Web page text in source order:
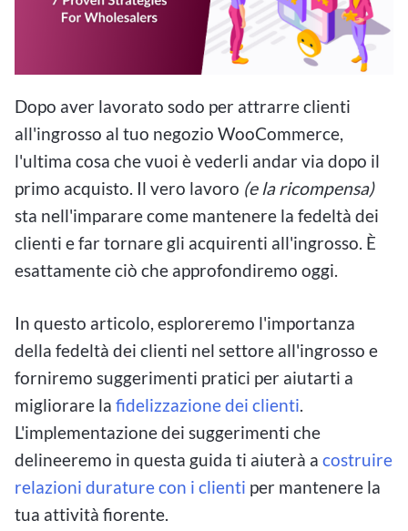
Dopo aver lavorato sodo per attrarre clienti
all'ingrosso al tuo negozio WooCommerce,
l'ultima cosa che vuoi è vederli andar via dopo il
primo acquisto. Il vero lavoro (e la ricompensa)
sta nell'imparare come mantenere la fedeltà dei
clienti e far tornare gli acquirenti all'ingrosso. È
esattamente ciò che approfondiremo oggi.
In questo articolo, esploreremo l'importanza
della fedeltà dei clienti nel settore all'ingrosso e
forniremo suggerimenti pratici per aiutarti a
migliorare la fidelizzazione dei clienti.
L'implementazione dei suggerimenti che
delineeremo in questa guida ti aiuterà a costruire
relazioni durature con i clienti per mantenere la
tua attività fiorente.